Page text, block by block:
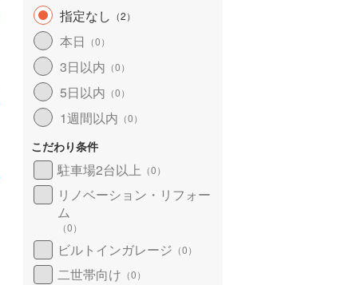
指定なし （2）
本日 （0）
3日以内 （0）
5日以内 （0）
1週間以内 （0）
こだわり条件
駐車場2台以上 （0）
リノベーション・リフォー
ム
（0）
ビルトインガレージ （0）
二世帯向け （0）